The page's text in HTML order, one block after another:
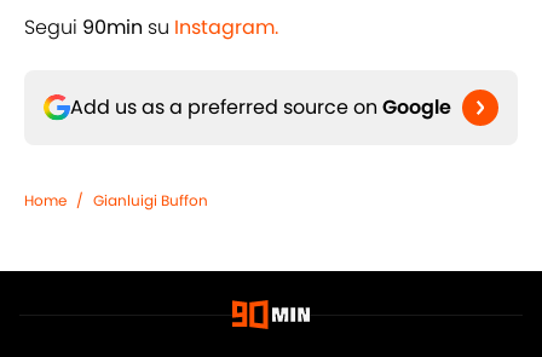
Segui 90min su Instagram.
Add us as a preferred source on Google
Home / Gianluigi Buffon